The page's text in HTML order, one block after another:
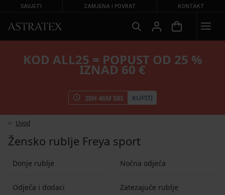
SAVJETI ZAMJENA I POVRAT KONTAKT
KOD ALL25 = POPUST OD 25 %
IZNAD 60 €
20H 46M 58S KUPITI
Uvod
Žensko rublje Freya sport
Donje rublje Noćna odjeća
Odjeća i dodaci Zatezajuće rublje